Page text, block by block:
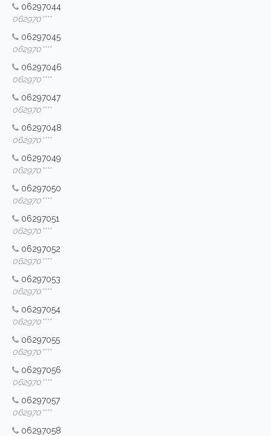
06297044
062970****
06297045
062970****
06297046
062970****
06297047
062970****
06297048
062970****
06297049
062970****
06297050
062970****
06297051
062970****
06297052
062970****
06297053
062970****
06297054
062970****
06297055
062970****
06297056
062970****
06297057
062970****
06297058